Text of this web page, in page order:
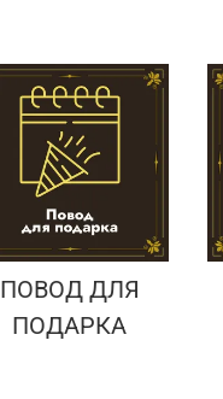
ПОВОД ДЛЯ
ПОДАРКА